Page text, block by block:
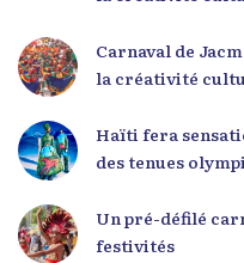
croire en leur
de fatalisme. Il a
pouvons pas
mentalité qui l’a
sur la discipline,
Le révérend a
Carnaval de
la créativité
Haïti fera
des tenues
Un pré-défilé
festivités